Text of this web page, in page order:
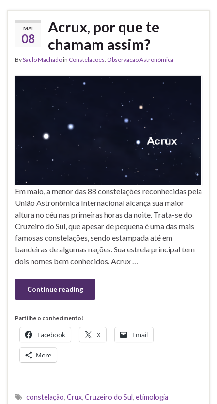
MAI
08
Acrux, por que te
chamam assim?
BySaulo Machadoin Constelações Observação Astronómica
Em maio, a menor das 88 constelações reconhecidas pela
União Astronômica Internacional alcança sua maior
altura no céu nas primeiras horas da noite. Trata-se do
Cruzeiro do Sul, que apesar de pequena é uma das mais
famosas constelações, sendo estampada até em
bandeiras de algumas nações. Sua estrela principal tem
dois nomes bem conhecidos. Acrux …
Continue reading
Partilhe o conhecimento!
Facebook X Email
More
constelação, Crux, Cruzeiro do Sul, etimologia